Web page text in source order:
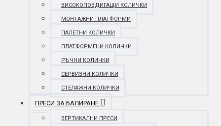
ВИСОКОПОВДИГАЩИ КОЛИЧКИ
МОНТАЖНИ ПЛАТФОРМИ
ПАЛЕТНИ КОЛИЧКИ
ПЛАТФОРМЕНИ КОЛИЧКИ
РЪЧНИ КОЛИЧКИ
СЕРВИЗНИ КОЛИЧКИ
СТЕЛАЖНИ КОЛИЧКИ
ПРЕСИ ЗА БАЛИРАНЕ
ВЕРТИКАЛНИ ПРЕСИ